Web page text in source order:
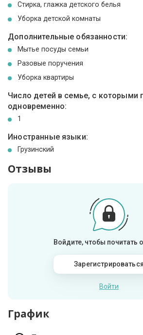
Стирка, глажка детского белья
Уборка детской комнаты
Дополнительные обязанности:
Мытье посуды семьи
Разовые поручения
Уборка квартиры
Число детей в семье, с которыми
одновременно:
1
Иностранные языки:
Грузинский
Отзывы
Войдите, чтобы почитать
Зарегистрироваться
Войти
График